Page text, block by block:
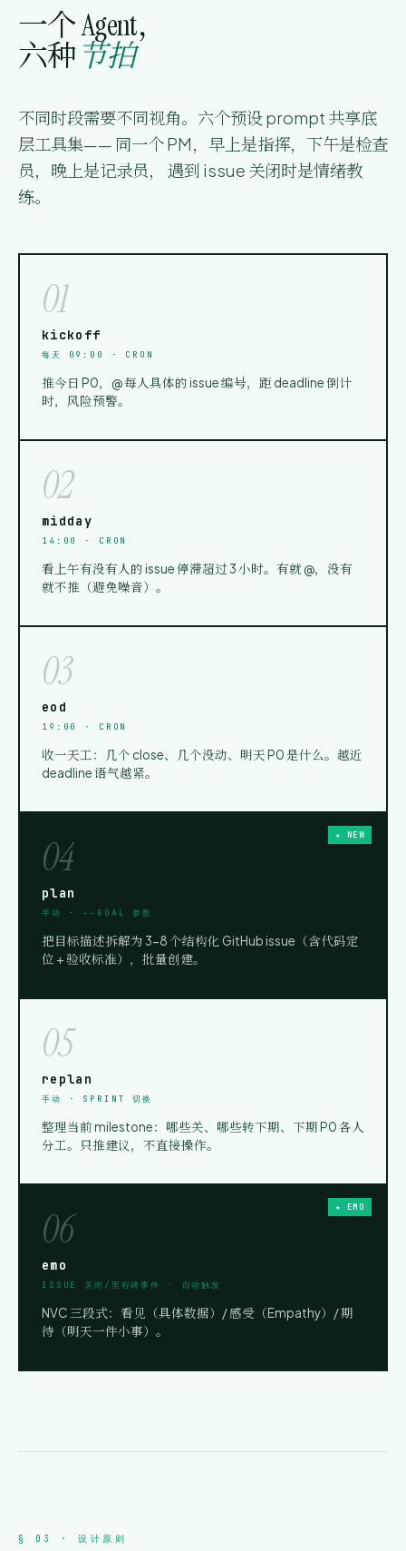
一个 Agent，
六种节拍
不同时段需要不同视角。六个预设 prompt 共享底
层工具集—— 同一个 PM，早上是指挥，下午是检查
员，晚上是记录员， 遇到 issue 关闭时是情绪教
练。
01
kickoff
每天 09:00 · CRON
推今日 P0，@ 每人具体的 issue 编号，距 deadline 倒计
时，风险预警。
02
midday
14:00 · CRON
看上午有没有人的 issue 停滞超过 3 小时。有就 @，没有
就不推（避免噪音）。
03
eod
19:00 · CRON
收一天工：几个 close、几个没动、明天 P0 是什么。越近
deadline 语气越紧。
★ NEW
04
plan
手动 · --GOAL 参数
把目标描述拆解为 3-8 个结构化 GitHub issue（含代码定
位 + 验收标准），批量创建。
05
replan
手动 · SPRINT 切换
整理当前 milestone：哪些关、哪些转下期、下期 P0 各人
分工。只推建议，不直接操作。
★ EMO
06
emo
ISSUE 关闭/里程碑事件 · 自动触发
NVC 三段式：看见（具体数据）/ 感受（Empathy）/ 期
待（明天一件小事）。
§ 03 · 设计原则